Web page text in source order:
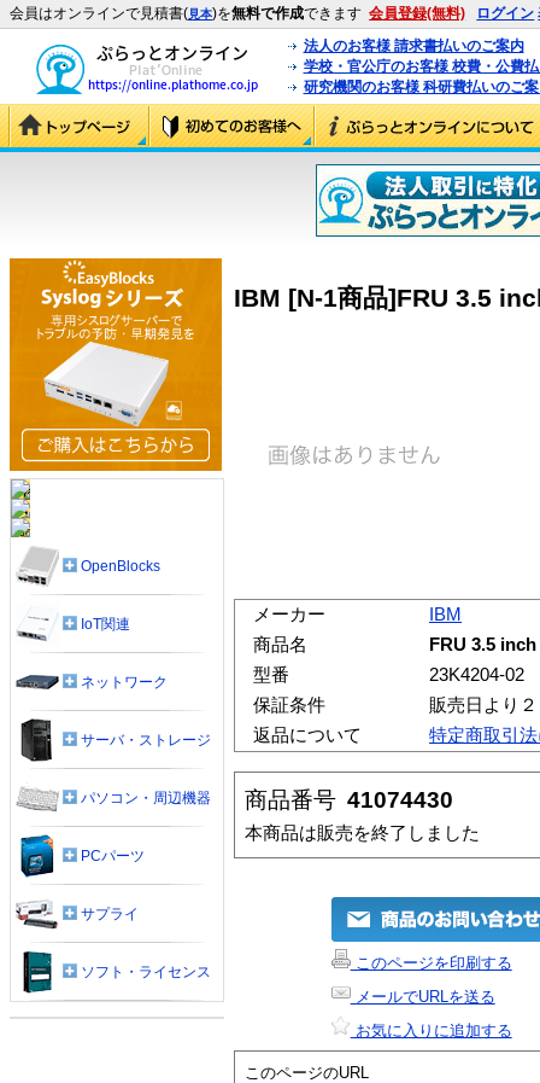
会員はオンラインで見積書(見本)を無料で作成できます 会員登録(無料) ログイン
法人のお客様 請求書払いのご案内
学校・官公庁のお客様 校費・公費
研究機関のお客様 科研費払いのご
IBM [N-1商品]FRU 3.5
メーカー
IBM
商品名
FRU 3.5
型番
23K4204-02
保証条件
販売日より
返品について
特定商取引
商品番号 41074430
本商品は販売を終了しました
このページを印刷する
メールでURLを送る
お気に入りに追加する
このページのURL
OpenBlocks
IoT関連
ネットワーク
サーバ・ストレージ
パソコン・周辺機器
PCパーツ
サプライ
ソフト・ライセンス